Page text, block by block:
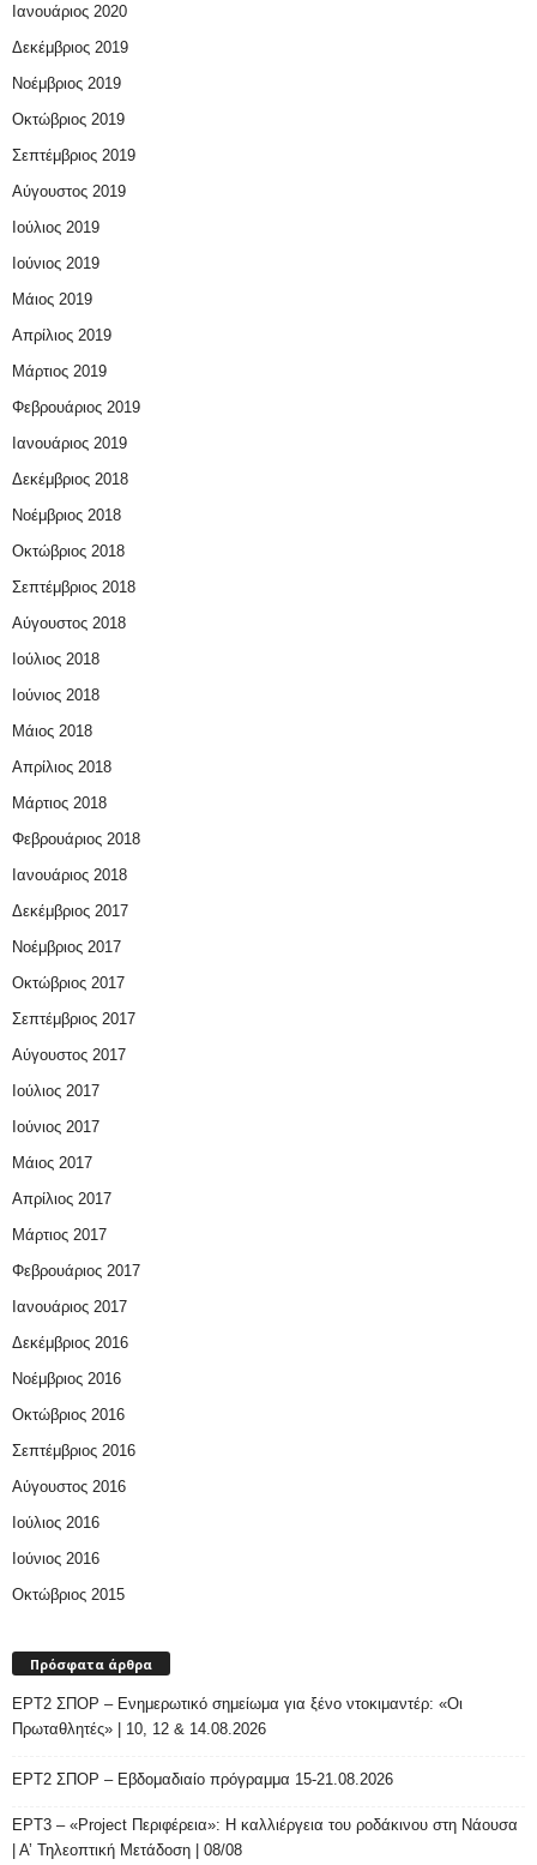
Ιανουάριος 2020
Δεκέμβριος 2019
Νοέμβριος 2019
Οκτώβριος 2019
Σεπτέμβριος 2019
Αύγουστος 2019
Ιούλιος 2019
Ιούνιος 2019
Μάιος 2019
Απρίλιος 2019
Μάρτιος 2019
Φεβρουάριος 2019
Ιανουάριος 2019
Δεκέμβριος 2018
Νοέμβριος 2018
Οκτώβριος 2018
Σεπτέμβριος 2018
Αύγουστος 2018
Ιούλιος 2018
Ιούνιος 2018
Μάιος 2018
Απρίλιος 2018
Μάρτιος 2018
Φεβρουάριος 2018
Ιανουάριος 2018
Δεκέμβριος 2017
Νοέμβριος 2017
Οκτώβριος 2017
Σεπτέμβριος 2017
Αύγουστος 2017
Ιούλιος 2017
Ιούνιος 2017
Μάιος 2017
Απρίλιος 2017
Μάρτιος 2017
Φεβρουάριος 2017
Ιανουάριος 2017
Δεκέμβριος 2016
Νοέμβριος 2016
Οκτώβριος 2016
Σεπτέμβριος 2016
Αύγουστος 2016
Ιούλιος 2016
Ιούνιος 2016
Οκτώβριος 2015
Πρόσφατα άρθρα
ΕΡΤ2 ΣΠΟΡ – Ενημερωτικό σημείωμα για ξένο ντοκιμαντέρ: «Οι
Πρωταθλητές» | 10, 12 & 14.08.2026
ΕΡΤ2 ΣΠΟΡ – Εβδομαδιαίο πρόγραμμα 15-21.08.2026
ΕΡΤ3 – «Project Περιφέρεια»: Η καλλιέργεια του ροδάκινου στη Νάουσα
| Α’ Τηλεοπτική Μετάδοση | 08/08